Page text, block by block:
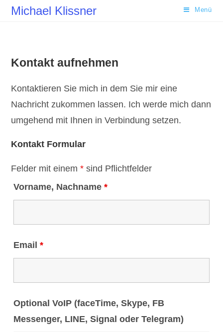
ZumMichael Klissner Menü
Kontakt aufnehmen
Kontaktieren Sie mich in dem Sie mir eine
Nachricht zukommen lassen. Ich werde mich dann
umgehend mit Ihnen in Verbindung setzen.
Kontakt Formular
Felder mit einem* sind Pflichtfelder
Vorname, Nachname*
Email*
Optional VoIP (faceTime, Skype, FB
Messenger, LINE, Signal oder Telegram)